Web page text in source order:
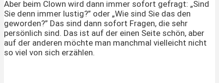
Aber beim Clown wird dann immer sofort gefragt: „Sind
Sie denn immer lustig?” oder „Wie sind Sie das den
geworden?” Das sind dann sofort Fragen, die sehr
persönlich sind. Das ist auf der einen Seite schön, aber
auf der anderen möchte man manchmal vielleicht nicht
so viel von sich erzählen.